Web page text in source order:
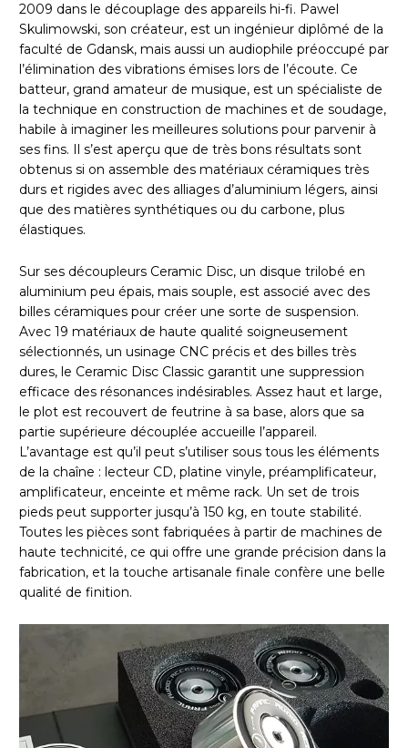
2009 dans le découplage des appareils hi-fi. Pawel
Skulimowski, son créateur, est un ingénieur diplômé de la
faculté de Gdansk, mais aussi un audiophile préoccupé par
l’élimination des vibrations émises lors de l’écoute. Ce
batteur, grand amateur de musique, est un spécialiste de
la technique en construction de machines et de soudage,
habile à imaginer les meilleures solutions pour parvenir à
ses fins. Il s’est aperçu que de très bons résultats sont
obtenus si on assemble des matériaux céramiques très
durs et rigides avec des alliages d’aluminium légers, ainsi
que des matières synthétiques ou du carbone, plus
élastiques.
Sur ses découpleurs Ceramic Disc, un disque trilobé en
aluminium peu épais, mais souple, est associé avec des
billes céramiques pour créer une sorte de suspension.
Avec 19 matériaux de haute qualité soigneusement
sélectionnés, un usinage CNC précis et des billes très
dures, le Ceramic Disc Classic garantit une suppression
efficace des résonances indésirables. Assez haut et large,
le plot est recouvert de feutrine à sa base, alors que sa
partie supérieure découplée accueille l’appareil.
L’avantage est qu’il peut s’utiliser sous tous les éléments
de la chaîne : lecteur CD, platine vinyle, préamplificateur,
amplificateur, enceinte et même rack. Un set de trois
pieds peut supporter jusqu’à 150 kg, en toute stabilité.
Toutes les pièces sont fabriquées à partir de machines de
haute technicité, ce qui offre une grande précision dans la
fabrication, et la touche artisanale finale confère une belle
qualité de finition.